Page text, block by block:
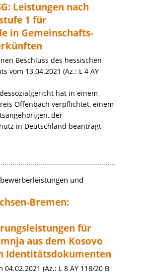
Leistungen nach
1 für
in Gemeinschafts-
Beschluss des hessischen
vom 13.04.2021 (Az.: L 4 AY
hat in einem
Offenbach verpflichtet, einem
der
in Deutschland beantragt
und
Bremen:
für
aus dem Kosovo
Identitätsdokumenten
04.02.2021 (Az.: L 8 AY 118/20 B